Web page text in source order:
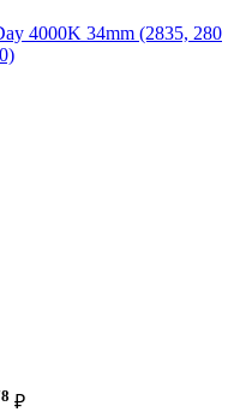
4000K 34mm (2835, 280
₽